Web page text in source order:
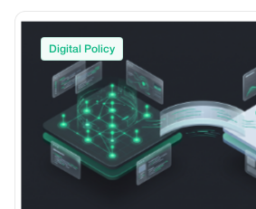
Digital Policy